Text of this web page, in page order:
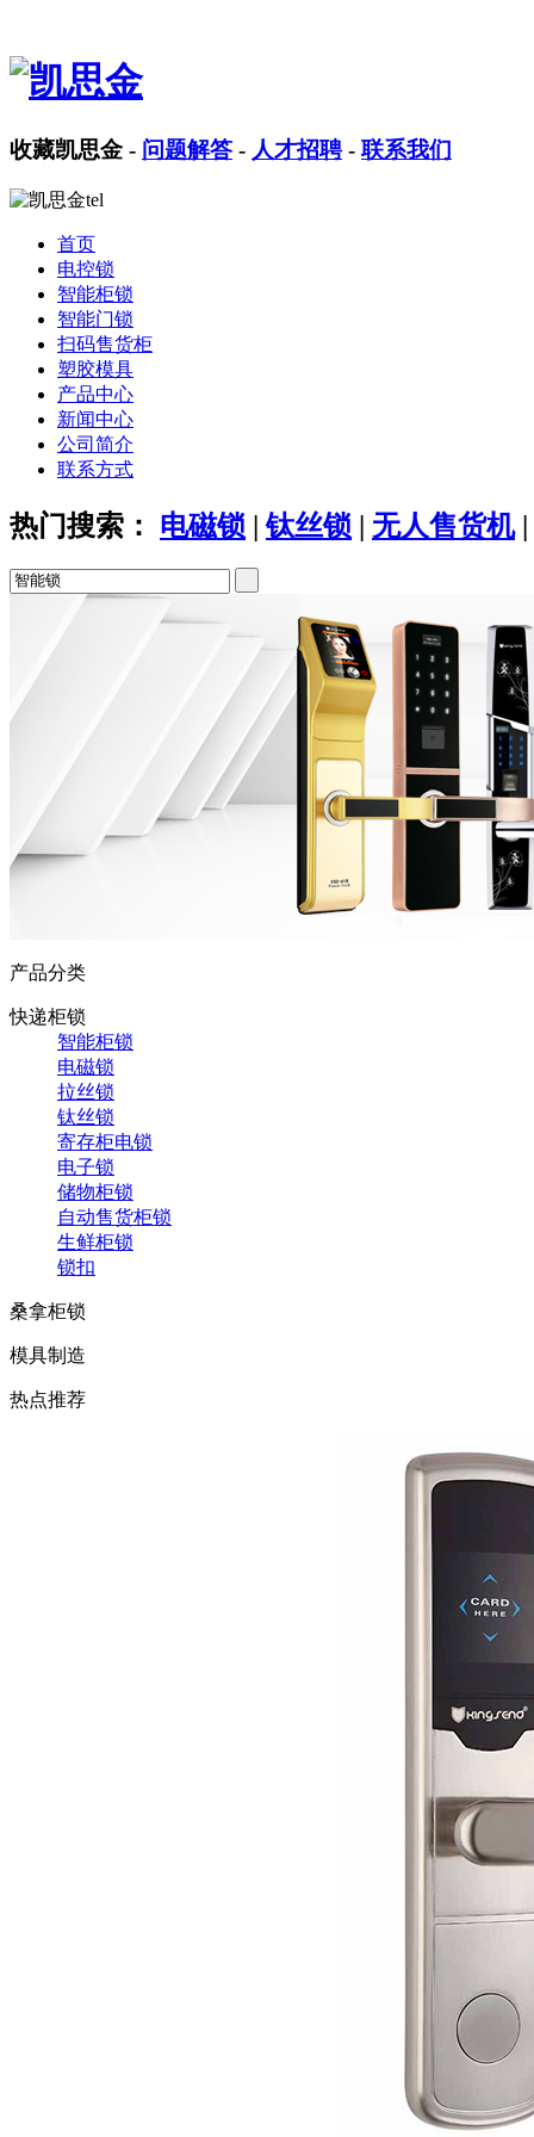
收藏凯思金 - 问题解答 - 人才招聘- 联系我们
首页
电控锁
智能柜锁
智能门锁
扫码售货柜
塑胶模具
产品中心
新闻中心
公司简介
联系方式
热门搜索： 电磁锁 |钛丝锁 | 无人售货机|
产品分类
快递柜锁
智能柜锁
电磁锁
拉丝锁
钛丝锁
寄存柜电锁
电子锁
储物柜锁
自动售货柜锁
生鲜柜锁
锁扣
桑拿柜锁
模具制造
热点推荐